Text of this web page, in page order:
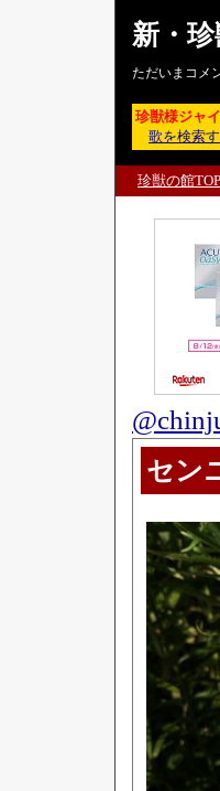
新・
ただいまコメ
珍獣様ジャ
歌を検索
珍獣の館TOP
セン